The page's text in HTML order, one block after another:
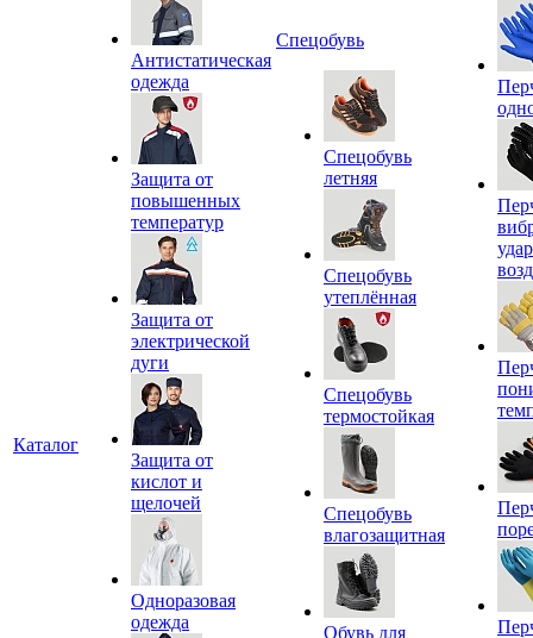
Каталог
Антистатическая
одежда
Защита от
повышенных
температур
Защита от
электрической
дуги
Защита от
кислот и
щелочей
Одноразовая
одежда
Спецобувь
Спецобувь
летняя
Спецобувь
утеплённая
Спецобувь
термостойкая
Спецобувь
влагозащитная
Обувь для